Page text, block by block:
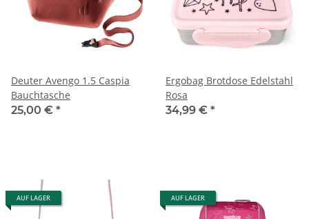
Deuter Avengo 1.5 Caspia
Bauchtasche
25,00 € *
Ergobag Brotdose Edelstahl
Rosa
34,99 € *
AUF LAGER AUF LAGER